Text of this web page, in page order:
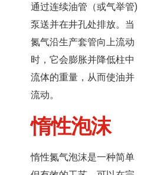
通过连续油管（或气举管)
泵送并在井孔处排放。当
氮气沿生产套管向上流动
时，它会膨胀并降低柱中
流体的重量，从而使油并
流动。
惰性泡沫
惰性氮气泡沫是一种简单